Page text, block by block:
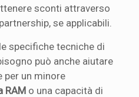
sconti attraverso
se applicabili.
specifiche tecniche di
può anche aiutare
per un minore
RAM o una capacità di